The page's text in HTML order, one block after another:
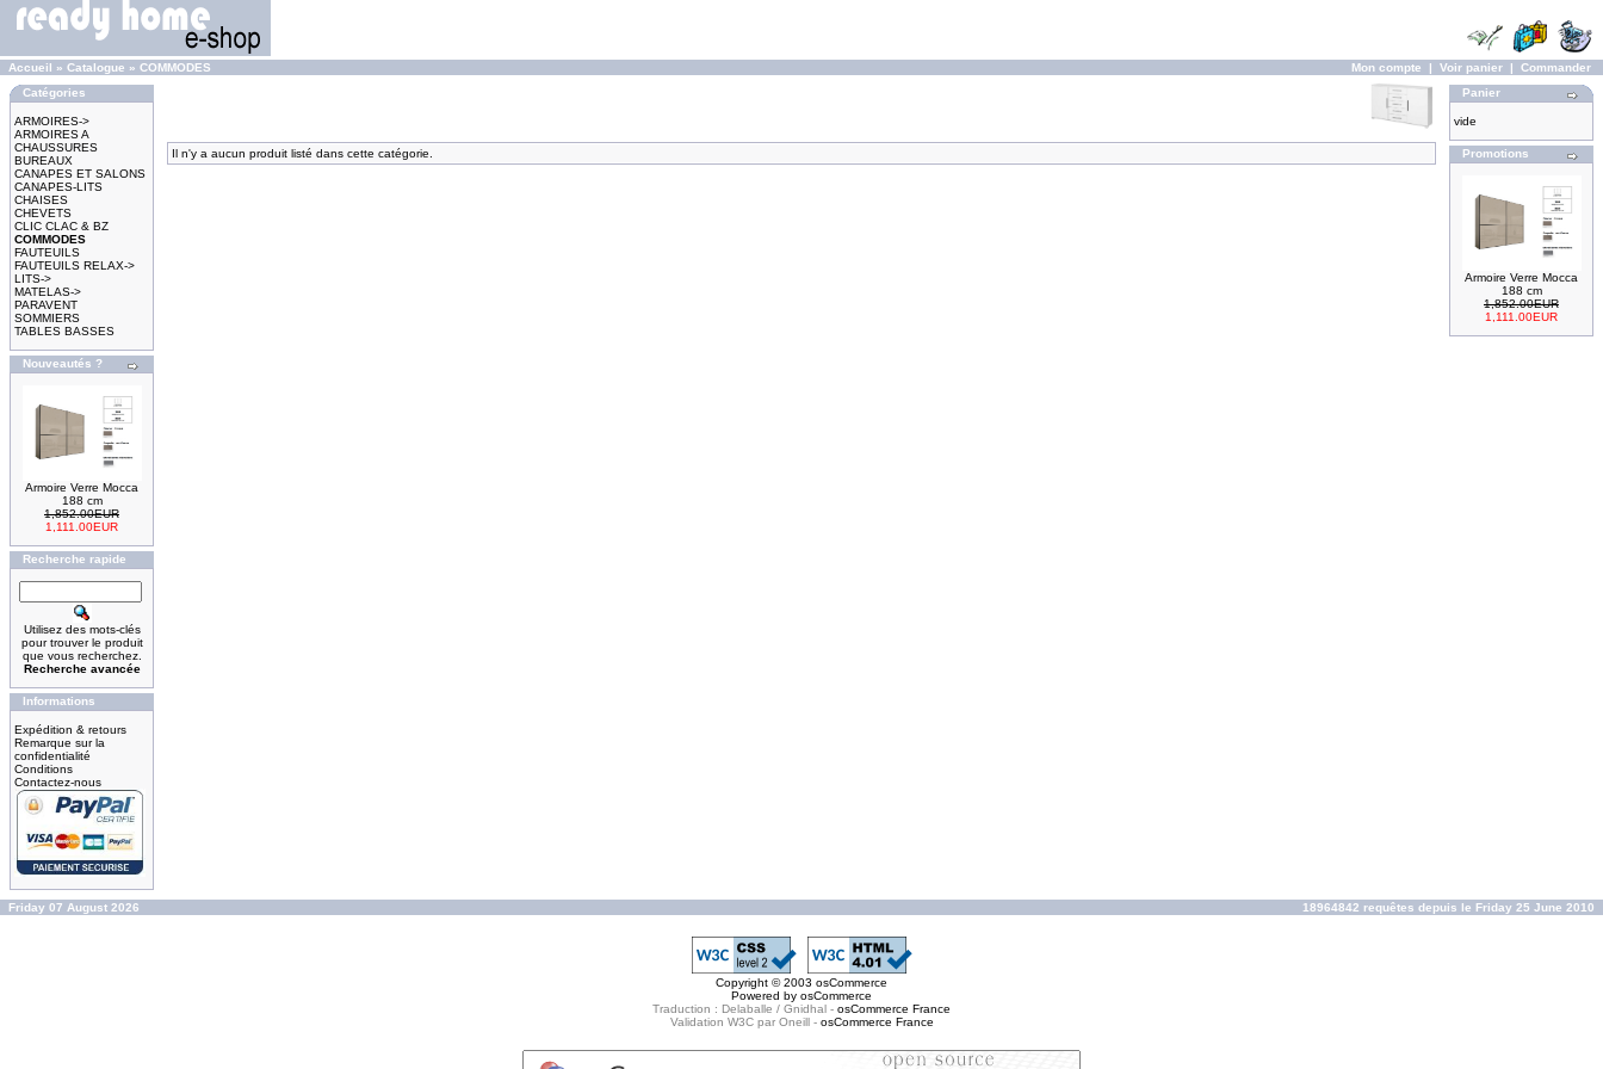
Accueil » Catalogue » COMMODES Mon compte | Voir panier | Commander
Catégories
ARMOIRES->
ARMOIRES A
CHAUSSURES
BUREAUX
CANAPES ET SALONS
CANAPES-LITS
CHAISES
CHEVETS
CLIC CLAC & BZ
COMMODES
FAUTEUILS
FAUTEUILS RELAX->
LITS->
MATELAS->
PARAVENT
SOMMIERS
TABLES BASSES
Nouveautés ?
Armoire Verre Mocca
188 cm
1,852.00EUR
1,111.00EUR
Recherche rapide
Utilisez des mots-clés
pour trouver le produit
que vous recherchez.
Recherche avancée
Informations
Expédition & retours
Remarque sur la
confidentialité
Conditions
Contactez-nous
Il n'y a aucun produit listé dans cette catégorie.
Panier
vide
Promotions
Armoire Verre Mocca
188 cm
1,852.00EUR
1,111.00EUR
Friday 07 August 2026 18964842 requêtes depuis le Friday 25 June 2010
Copyright © 2003 osCommerce
Powered by osCommerce
Traduction : Delaballe / Gnidhal - osCommerce France
Validation W3C par Oneill - osCommerce France